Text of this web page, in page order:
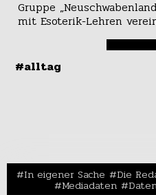
Gruppe
mit Esoterik-Lehren
#alltag
In eigener Sache Die
Mediadaten